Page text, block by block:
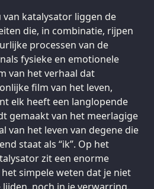
katalysator liggen de
die, in combinatie, rijpen
processen van de
fysieke en emotionele
van het verhaal dat
film van het leven,
elk heeft een langlopende
gemaakt van het meerlagige
van het leven van degene die
staat als “ik”. Op het
zit een enorme
simpele weten dat je niet